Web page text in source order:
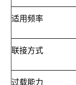
适用频率
联接方式
过载能力